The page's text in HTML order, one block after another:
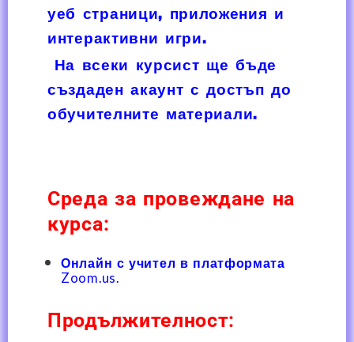
уеб страници, приложения и
интерактивни игри.
На всеки курсист ще бъде
създаден акаунт с достъп до
обучителните материали.
Среда за провеждане на
курса:
Онлайн с учител в платформата
Zoom.us.
Продължителност: